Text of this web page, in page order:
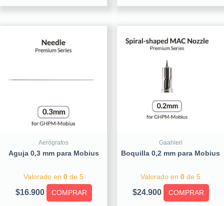
Aerógrafos
Aguja 0,3 mm para Mobius
Valorado en 0 de 5
$16.900 COMPRAR
Gaahleri
Boquilla 0,2 mm para Mobius
Valorado en 0 de 5
$24.900 COMPRAR